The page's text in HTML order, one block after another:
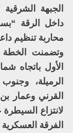
الجبهة
داخل الرقة
محاربة تنظيم
وتضمنت الخطة
الأول
الرميلة،
القرني وعمار
لانتزاع
الفرقة العسكرية 17.